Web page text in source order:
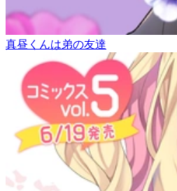
真昼くんは弟の友達